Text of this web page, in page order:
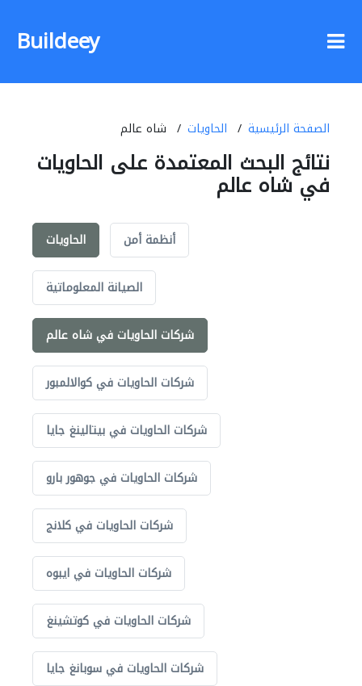
Buildeey
الصفحة الرئيسية الحاويات شاه عالم
نتائج البحث المعتمدة على الحاويات
في شاه عالم
الحاويات أنظمة أمن
الصيانة المعلوماتية
شركات الحاويات في شاه عالم
شركات الحاويات في كوالالمبور
شركات الحاويات في بيتالينغ جايا
شركات الحاويات في جوهور بارو
شركات الحاويات في كلانج
شركات الحاويات في ايبوه
شركات الحاويات في كوتشينغ
شركات الحاويات في سوبانغ جايا